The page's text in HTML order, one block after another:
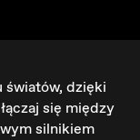
światów, dzięki
się między
silnikiem